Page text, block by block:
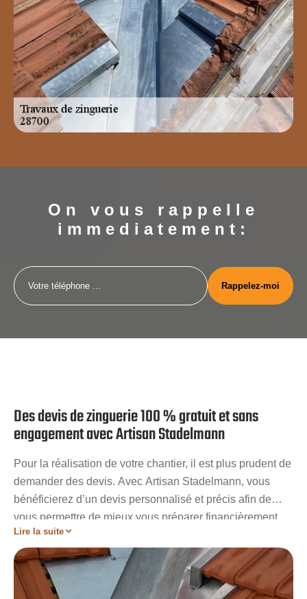
On vous rappelle
immediatement:
Des devis de zinguerie 100 % gratuit et sans
engagement avec Artisan Stadelmann
Pour la réalisation de votre chantier, il est plus prudent de
demander des devis. Avec Artisan Stadelmann, vous
bénéficierez d’un devis personnalisé et précis afin de
vous permettre de mieux vous préparer financièrement.
Ces devis vous offriront un meilleur aperçu sur la nature
des travaux à entamer ainsi que les prix relatifs à ces
derniers. Sachez les devis que nous vous offrons sont
gratuit et ne vous engagera en rien. Il vous suffit de
Lire la suite